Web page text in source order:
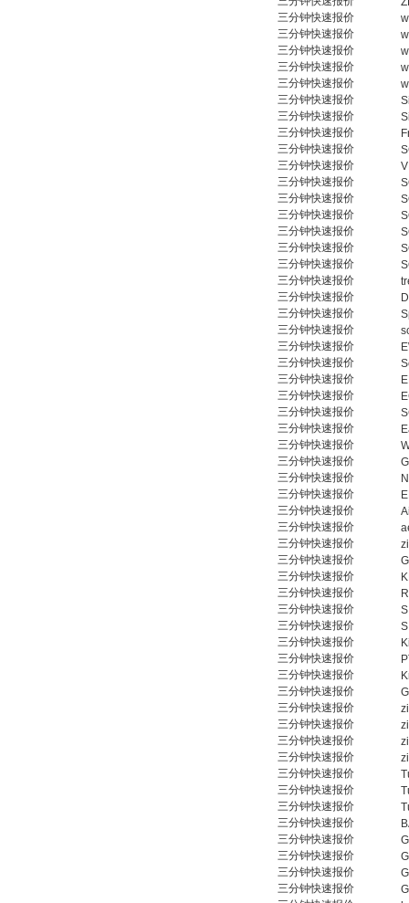
三分钟快速报价
三分钟快速报价
三分钟快速报价
三分钟快速报价
三分钟快速报价
三分钟快速报价
三分钟快速报价
三分钟快速报价
三分钟快速报价
三分钟快速报价
三分钟快速报价
三分钟快速报价
三分钟快速报价
三分钟快速报价
三分钟快速报价
三分钟快速报价
三分钟快速报价
三分钟快速报价
三分钟快速报价
三分钟快速报价
三分钟快速报价
三分钟快速报价
三分钟快速报价
三分钟快速报价
三分钟快速报价
三分钟快速报价
三分钟快速报价
三分钟快速报价
三分钟快速报价
三分钟快速报价
三分钟快速报价
三分钟快速报价
三分钟快速报价
三分钟快速报价
三分钟快速报价
三分钟快速报价
三分钟快速报价
三分钟快速报价
三分钟快速报价
三分钟快速报价
三分钟快速报价
三分钟快速报价
三分钟快速报价
三分钟快速报价
三分钟快速报价
三分钟快速报价
三分钟快速报价
三分钟快速报价
三分钟快速报价
三分钟快速报价
三分钟快速报价
三分钟快速报价
三分钟快速报价
三分钟快速报价